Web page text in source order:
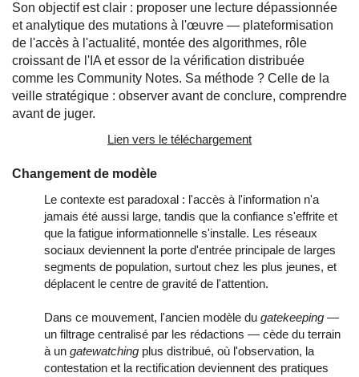
Son objectif est clair : proposer une lecture dépassionnée
et analytique des mutations à l'œuvre — plateformisation
de l'accès à l'actualité, montée des algorithmes, rôle
croissant de l'IA et essor de la vérification distribuée
comme les Community Notes. Sa méthode ? Celle de la
veille stratégique : observer avant de conclure, comprendre
avant de juger.
Lien vers le téléchargement
Changement de modèle
Le contexte est paradoxal : l'accès à l'information n'a
jamais été aussi large, tandis que la confiance s'effrite et
que la fatigue informationnelle s'installe. Les réseaux
sociaux deviennent la porte d'entrée principale de larges
segments de population, surtout chez les plus jeunes, et
déplacent le centre de gravité de l'attention.
Dans ce mouvement, l'ancien modèle du gatekeeping —
un filtrage centralisé par les rédactions — cède du terrain
à un gatewatching plus distribué, où l'observation, la
contestation et la rectification deviennent des pratiques